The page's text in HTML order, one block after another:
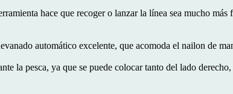
hace que recoger o lanzar la línea sea mucho
automático excelente, que acomoda el nailon de
la pesca, ya que se puede colocar tanto del lado